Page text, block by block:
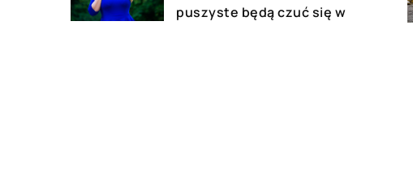
puszyste będą czuć się w